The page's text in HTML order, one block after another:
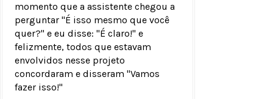
momento que a assistente chegou a
perguntar "É isso mesmo que você
quer?" e eu disse: "É claro!" e
felizmente, todos que estavam
envolvidos nesse projeto
concordaram e disseram "Vamos
fazer isso!"